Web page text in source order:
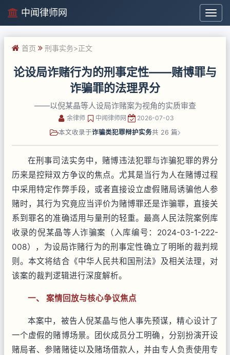
中
闻
律
中闻律师网
首页 刑事实务>正文
论设局诈赌行为的刑事定性——赌博罪与
诈骗罪的法理界分
——以倪某晶等人设局诈赌案为视角的实质审查
余律师 中闻律师网
2026-07-03
本文收录于诈骗类犯罪辩护实务共 26 篇
在刑事司法实务中，赌博违法犯罪与诈骗犯罪的界分
历来是控辩双方争议的焦点。尤其是当行为人在赌博过程
中采用特定作弊手段，或者直接设立虚假赌局诱骗他人参
赌时，其行为究竟应当评价为赌博罪还是诈骗罪，直接关
系到罪名的准确适用与量刑的轻重。最高人民法院案例库
收录的倪某晶等人诈骗案（入库编号：2024-03-1-222-
008），为设局诈赌行为的刑事定性确立了明晰的裁判规
则。本文将结合《中华人民共和国刑法》及相关法理，对
该案的裁判逻辑进行深度解析。
一、 案情回放与核心争议焦点
本案中，被告人倪某晶与他人事先预谋，精心设计了
一个虚假的赌博场景。团伙成员分工明确，分别扮演开设
赌局者、参赌赌徒以及赌场借款人，并由专人负责使用专